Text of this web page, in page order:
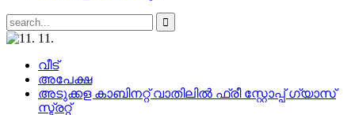
വീട്
അപേക്ഷ
അടുക്കള കാബിനറ്റ് വാതിലിൽ ഫ്രീ സ്റ്റോപ്പ് ഗ്യാസ്
സ്ട്രറ്റ്